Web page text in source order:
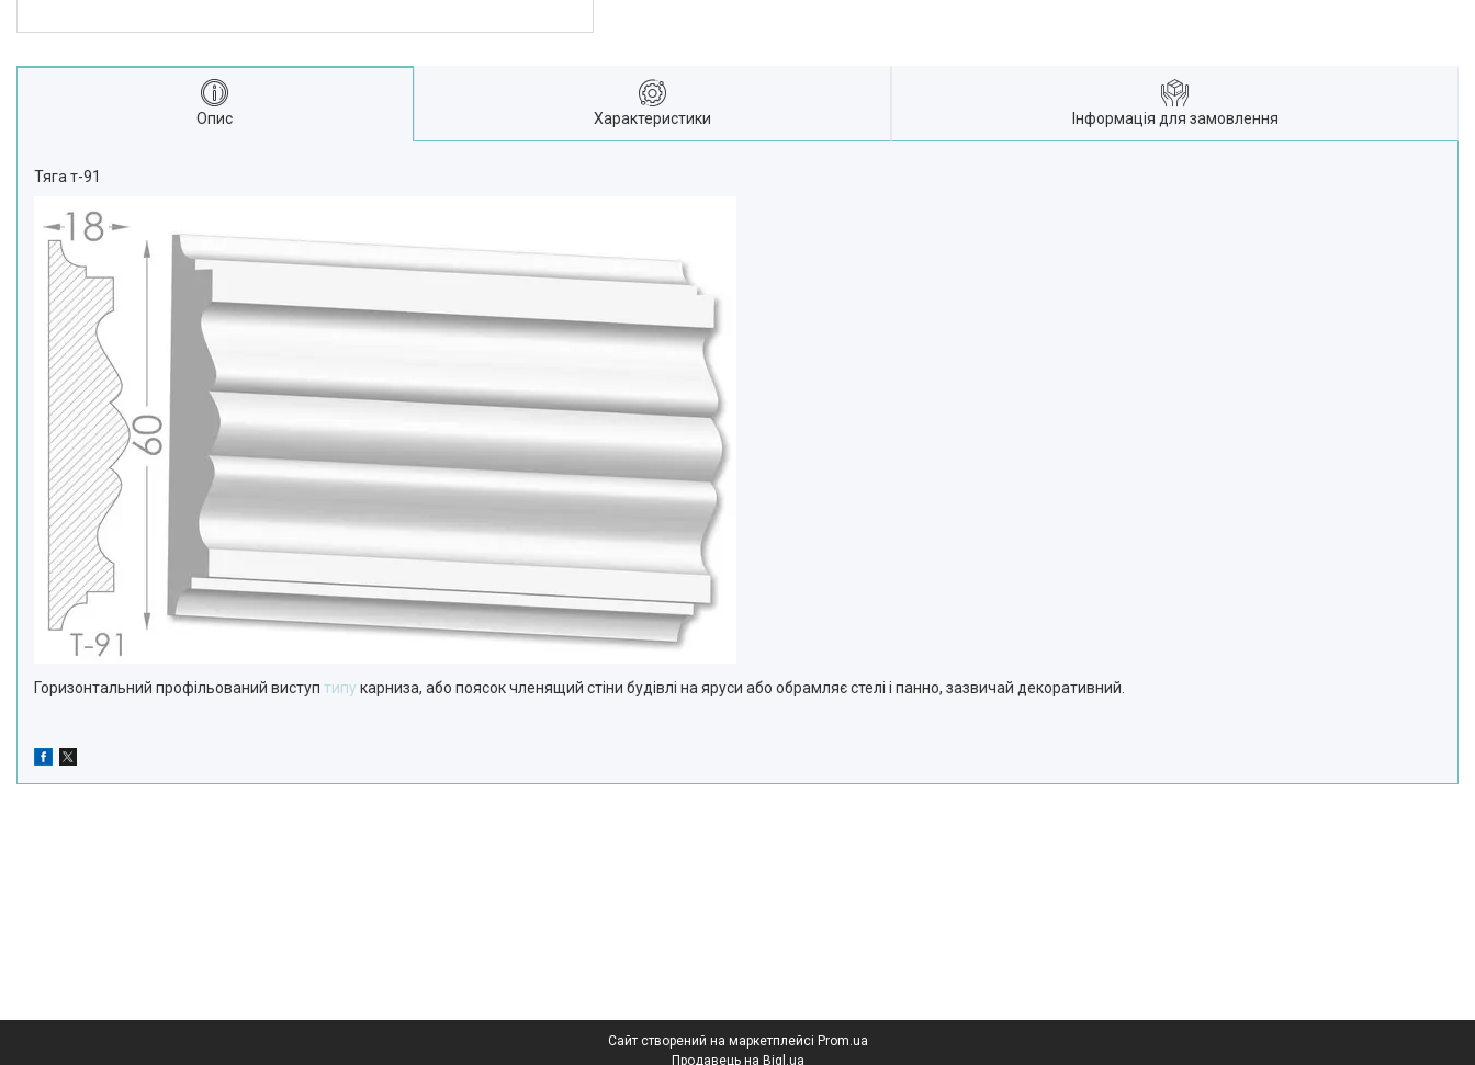
Опис Характеристики Інформація для замовлення
Тяга т-91
Горизонтальний профільований виступ типу карниза, або поясок членящий стіни будівлі на яруси або обрамляє стелі і панно, зазвичай декоративний.
Сайт створений на маркетплейсі Prom.ua
Продавець на Bigl.ua